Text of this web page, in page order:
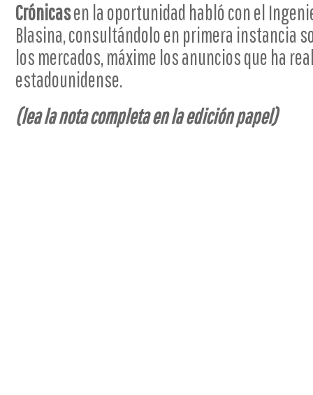
Crónicasen la oportunidad habló con el
Blasina, consultándolo en primera instancia
los mercados, máxime los anuncios que ha
estadounidense.
(lea la nota completa en la edición papel)